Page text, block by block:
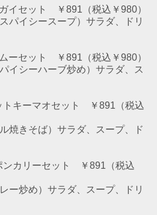
イセット ￥891（税込￥980）
ースープ）サラダ、ドリ
ーセット ￥891（税込￥980）
ハーブ炒め）サラダ、ス
キーマオセット ￥891（税込
ば）サラダ、スープ、ド
カリーセット ￥891（税込
）サラダ、スープ、ドリ